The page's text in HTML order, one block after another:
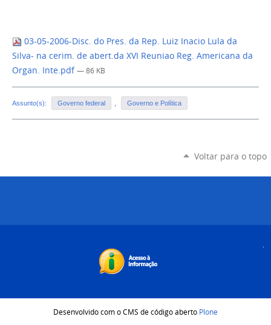
03-05-2006-Disc. do Pres. da Rep. Luiz Inacio Lula da
Silva- na cerim. de abert.da XVI Reuniao Reg. Americana da
Organ. Inte.pdf — 86 KB
Assunto(s): Governo federal Governo e Política
Voltar para o topo
Desenvolvido com o CMS de código aberto Plone